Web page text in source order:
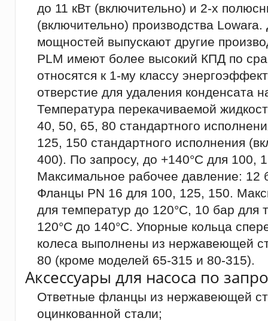
до 11 кВт (включительно) и 2-х
(включительно) производства
мощностей выпускают другие
PLМ имеют более высокий КПД по
относятся к 1-му классу
отверстие для удаления конденсата
Температура перекачиваемой
40, 50, 65, 80 стандартного
125, 150 стандартного исполнения
400). По запросу, до +140°C для 100,
Максимальное рабочее давление: 12
Фланцы PN 16 для 100, 125, 150.
для температур до 120°C, 10 бар для
120°C до 140°C. Упорные кольца
колеса выполнены из нержавеющей
80 (кроме моделей 65-315 и 80-315).
Аксессуары для насоса по
Ответные фланцы из нержавеющей
оцинкованной стали;